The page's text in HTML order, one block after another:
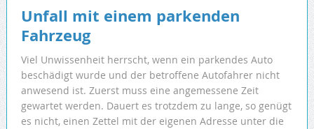
Unfall mit einem parkenden
Fahrzeug
Viel Unwissenheit herrscht, wenn ein parkendes Auto
beschädigt wurde und der betroffene Autofahrer nicht
anwesend ist. Zuerst muss eine angemessene Zeit
gewartet werden. Dauert es trotzdem zu lange, so genügt
es nicht, einen Zettel mit der eigenen Adresse unter die